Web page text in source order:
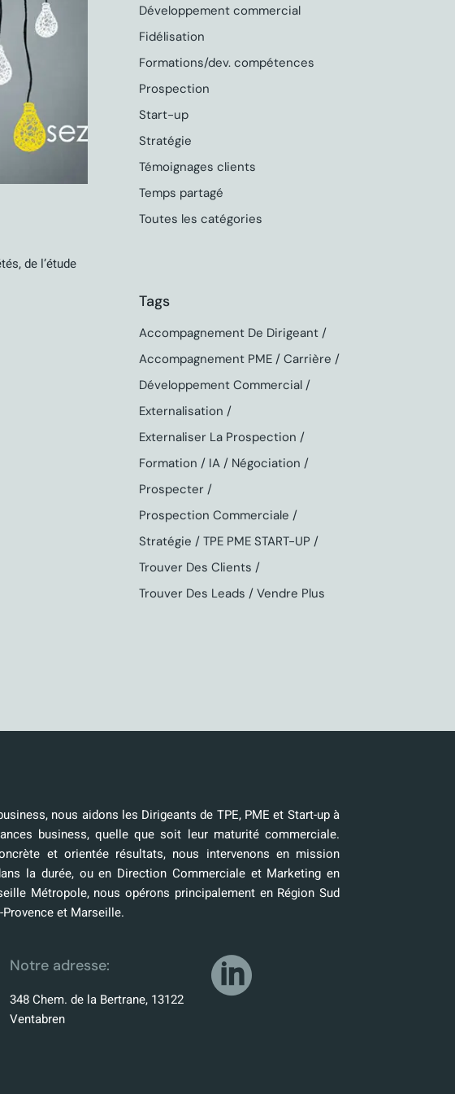
de l’étude
Développement commercial
Fidélisation
Formations/dev. compétences
Prospection
Start-up
Stratégie
Témoignages clients
Temps partagé
Toutes les catégories
Tags
Accompagnement De Dirigeant
Accompagnement PME
Carrière
Développement Commercial
Externalisation
Externaliser La Prospection
Formation
IA
Négociation
Prospecter
Prospection Commerciale
Stratégie
TPE PME START-UP
Trouver Des Clients
Trouver Des Leads
Vendre Plus
nous aidons les Dirigeants de TPE, PME et Start-up à
business, quelle que soit leur maturité commerciale.
et orientée résultats, nous intervenons en mission
la durée, ou en Direction Commerciale et Marketing en
Métropole, nous opérons principalement en Région Sud
et Marseille.
Notre adresse:
348 Chem. de la Bertrane, 13122
Ventabren